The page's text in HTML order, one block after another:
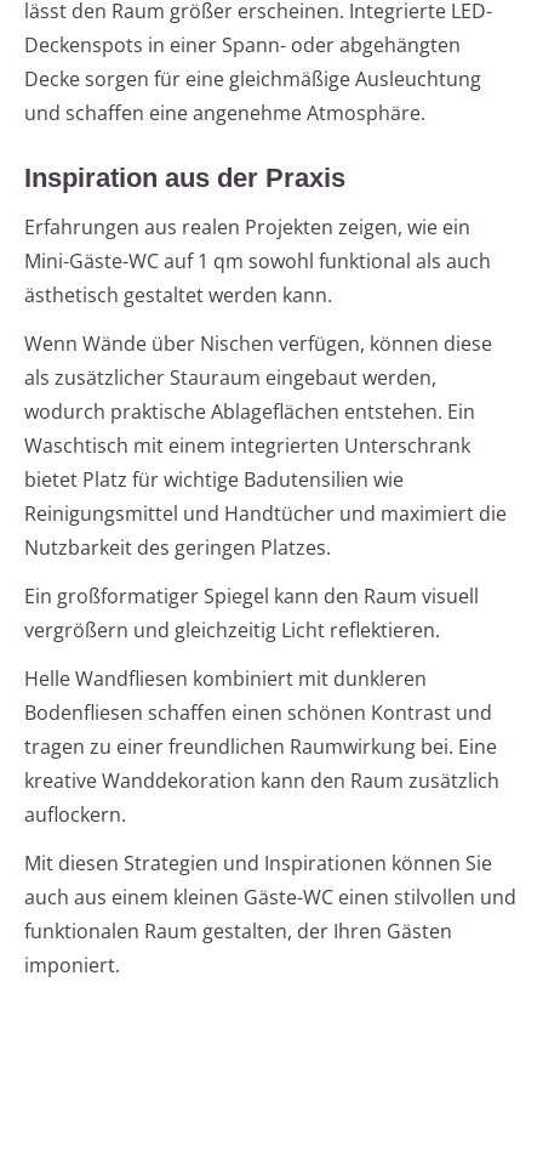
lässt den Raum größer erscheinen. Integrierte LED-
Deckenspots in einer Spann- oder abgehängten
Decke sorgen für eine gleichmäßige Ausleuchtung
und schaffen eine angenehme Atmosphäre.
Inspiration aus der Praxis
Erfahrungen aus realen Projekten zeigen, wie ein
Mini-Gäste-WC auf 1 qm sowohl funktional als auch
ästhetisch gestaltet werden kann.
Wenn Wände über Nischen verfügen, können diese
als zusätzlicher Stauraum eingebaut werden,
wodurch praktische Ablageflächen entstehen. Ein
Waschtisch mit einem integrierten Unterschrank
bietet Platz für wichtige Badutensilien wie
Reinigungsmittel und Handtücher und maximiert die
Nutzbarkeit des geringen Platzes.
Ein großformatiger Spiegel kann den Raum visuell
vergrößern und gleichzeitig Licht reflektieren.
Helle Wandfliesen kombiniert mit dunkleren
Bodenfliesen schaffen einen schönen Kontrast und
tragen zu einer freundlichen Raumwirkung bei. Eine
kreative Wanddekoration kann den Raum zusätzlich
auflockern.
Mit diesen Strategien und Inspirationen können Sie
auch aus einem kleinen Gäste-WC einen stilvollen und
funktionalen Raum gestalten, der Ihren Gästen
imponiert.